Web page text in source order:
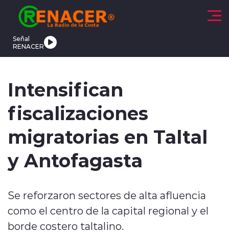
Click acá para ir directamente al contenido
Señal
RENACER
modo claro
Intensifican
fiscalizaciones
migratorias en Taltal
y Antofagasta
Se reforzaron sectores de alta afluencia
como el centro de la capital regional y el
borde costero taltalino.